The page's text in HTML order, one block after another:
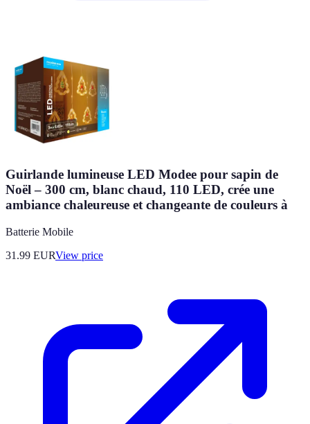
Guirlande lumineuse LED Modee pour sapin de
Noël – 300 cm, blanc chaud, 110 LED, crée une
ambiance chaleureuse et changeante de couleurs à
Batterie Mobile
31.99 EURView price